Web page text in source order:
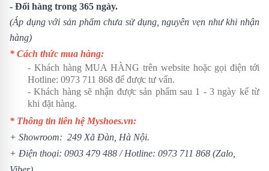
- Đổi hàng trong 365 ngày.
(Áp dụng với sản phẩm chưa sử dụng, nguyên vẹn như khi nhận
hàng)
* Cách thức mua hàng:
- Khách hàng MUA HÀNG trên website hoặc gọi điện tới
Hotline: 0973 711 868 để được tư vấn.
- Khách hàng sẽ nhận được sản phẩm sau 1 - 3 ngày kể từ
khi đặt hàng.
* Thông tin liên hệ Myshoes.vn:
+ Showroom: 249 Xã Đàn, Hà Nội.
+ Điện thoại: 0903 479 488 / Hotline: 0973 711 868 (Zalo,